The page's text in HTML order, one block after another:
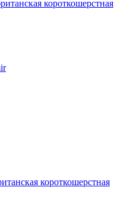
короткошерстная
короткошерстная